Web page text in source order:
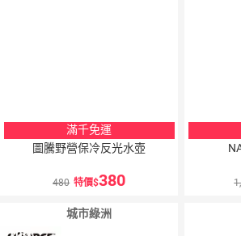
滿千免運
圖騰野營保冷反光水壺
480 特價 380
城市綠洲